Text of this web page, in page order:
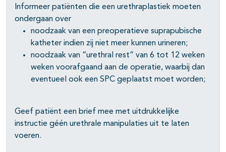
Informeer patiënten die een urethraplastiek moeten
ondergaan over
noodzaak van een preoperatieve suprapubische
katheter indien zij niet meer kunnen urineren;
noodzaak van “urethral rest” van 6 tot 12 weken
weken voorafgaand aan de operatie, waarbij dan
eventueel ook een SPC geplaatst moet worden;
Geef patiënt een brief mee met uitdrukkelijke
instructie géén urethrale manipulaties uit te laten
voeren.